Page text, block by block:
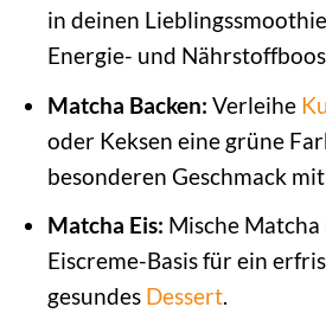
in deinen
Energie- und
Matcha Backen: Verleihe
oder Keksen eine grüne
besonderen Geschmack
Matcha Eis: Mische
Eiscreme-Basis für ein
gesundes Dessert.